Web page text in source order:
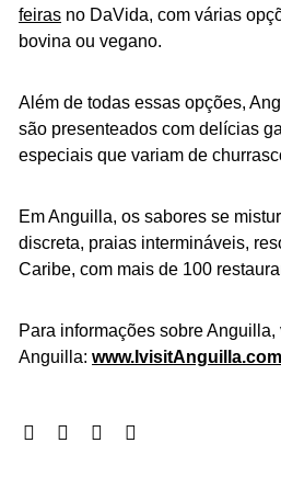
feiras no DaVida, com várias
bovina ou vegano.
Além de todas essas opções,
são presenteados com delícias
especiais que variam de
Em Anguilla, os sabores se
discreta, praias intermináveis,
Caribe, com mais de 100
Para informações sobre
Anguilla: www.IvisitAnguilla.com